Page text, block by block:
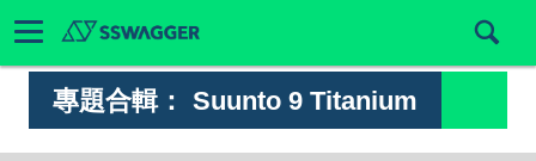
專題合輯： Suunto 9 Titanium